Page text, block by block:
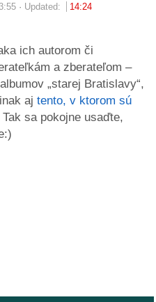
Updated:
14:24
ich autorom či
a zberateľom –
„starej Bratislavy“,
aj tento, v ktorom sú
Tak sa pokojne usaďte,